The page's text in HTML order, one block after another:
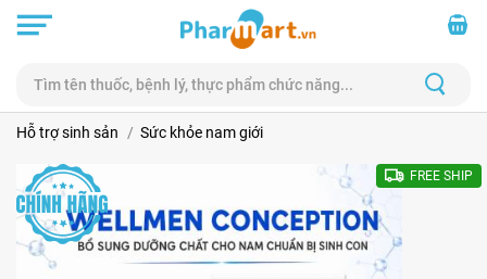
Hỗ trợ sinh sản Sức khỏe nam giới
FREE SHIP